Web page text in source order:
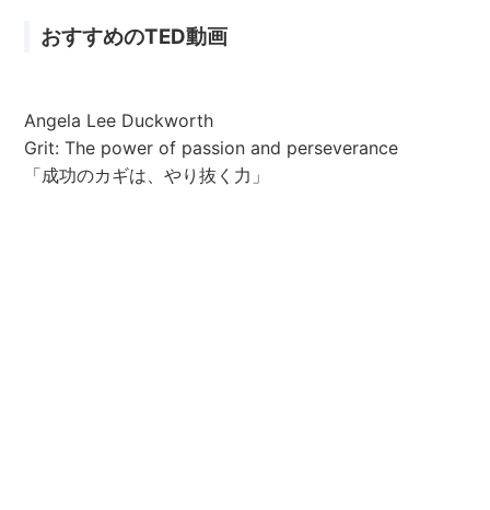
おすすめのTED動画
Angela Lee Duckworth
Grit: The power of passion and perseverance
「成功のカギは、やり抜く力」